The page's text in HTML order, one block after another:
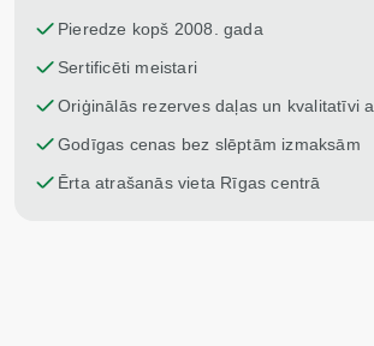
Pieredze kopš 2008. gada
Sertificēti meistari
Oriģinālās rezerves daļas un kvalitatīvi
Godīgas cenas bez slēptām izmaksām
Ērta atrašanās vieta Rīgas centrā